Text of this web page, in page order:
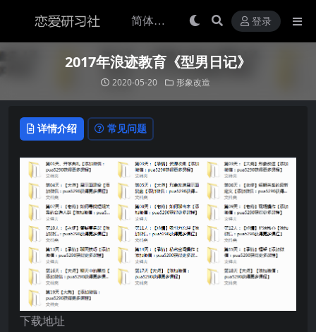
登录
2017年浪迹教育《型男日记》
2020-05-20 形象改造
详情介绍 常见问题
下载地址